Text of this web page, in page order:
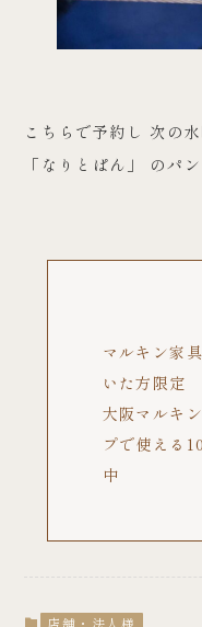
こちらで予約し 次の
「なりとぱん」 のパ
マルキン家
いた方限定
大阪マルキ
プで使える
中